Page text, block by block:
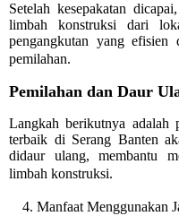
Setelah kesepakatan
limbah konstruksi dari
pengangkutan yang efisien
pemilahan.
Pemilahan dan Daur
Langkah berikutnya adalah
terbaik di Serang Banten
didaur ulang, membantu
limbah konstruksi.
4. Manfaat Menggunakan